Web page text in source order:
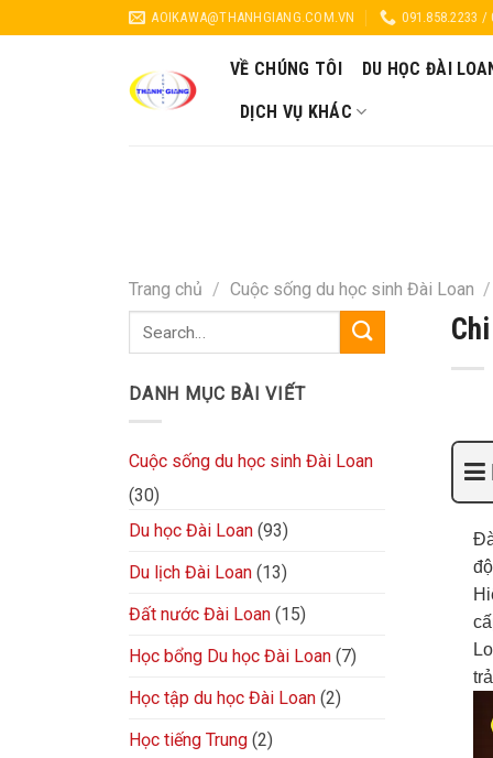
to
AOIKAWA@THANHGIANG.COM.VN 091.858.2233 /
VỀ CHÚNG TÔI DU HỌC ĐÀI
DỊCH VỤ KHÁC
Trang chủ / Cuộc sống du học sinh Đài Loan /
DANH MỤC BÀI VIẾT
Cuộc sống du học sinh Đài Loan
(30)
Du học Đài Loan (93)
Du lịch Đài Loan (13)
Đất nước Đài Loan (15)
Học bổng Du học Đài Loan (7)
Học tập du học Đài Loan (2)
Học tiếng Trung (2)